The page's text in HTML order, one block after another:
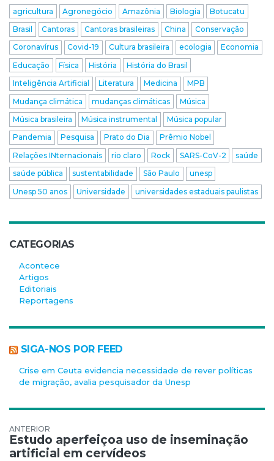
agricultura Agronegócio Amazônia Biologia
Botucatu
Brasil
Cantoras Cantoras brasileiras China
Conservação
Coronavírus
Covid-19 Cultura brasileira ecologia
Economia
Educação
Física História
História do Brasil
Inteligência Artificial
Literatura Medicina
MPB
Mudança climática
mudanças climáticas
Música
Música brasileira
Música instrumental
Música popular
Pandemia
Pesquisa Prato do Dia
Prêmio Nobel
Relações INternacionais
rio claro Rock SARS-CoV-2
saúde
saúde pública
sustentabilidade São Paulo
unesp
Unesp 50 anos
Universidade universidades estaduais paulistas
CATEGORIAS
Acontece
Artigos
Editoriais
Reportagens
SIGA-NOS POR FEED
Crise em Ceuta evidencia necessidade de rever políticas
de migração, avalia pesquisador da Unesp
Navegação de Post
Estudo aperfeiçoa uso de inseminação
artificial em cervídeos